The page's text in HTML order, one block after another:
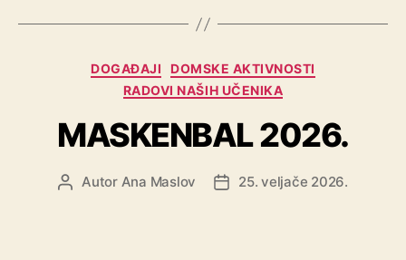
DOGAĐAJI
DOMSKE AKTIVNOSTI
RADOVI NAŠIH UČENIKA
MASKENBAL 2026.
Autor Ana Maslov 25. veljače 2026.